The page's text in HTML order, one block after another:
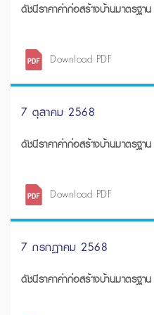
ดัชนีราคาค่าก่อสร้างบ้านมาตรฐ
Download PDF
7 ตุลาคม 2568
ดัชนีราคาค่าก่อสร้างบ้านมาตรฐ
Download PDF
7 กรกฎาคม 2568
ดัชนีราคาค่าก่อสร้างบ้านมาตรฐ